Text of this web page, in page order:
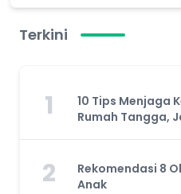
Terkini
1
10 Tips Menjaga
Rumah Tangga,
2
Rekomendasi 8
Anak